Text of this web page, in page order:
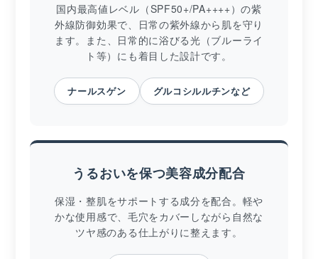
国内最高値レベル（SPF50+/PA++++）の紫
外線防御効果で、日常の紫外線から肌を守り
ます。また、日常的に浴びる光（ブルーライ
ト等）にも着目した設計です。
ナールスゲン グルコシルルチンなど
うるおいを保つ美容成分配合
保湿・整肌をサポートする成分を配合。軽や
かな使用感で、毛穴をカバーしながら自然な
ツヤ感のある仕上がりに整えます。